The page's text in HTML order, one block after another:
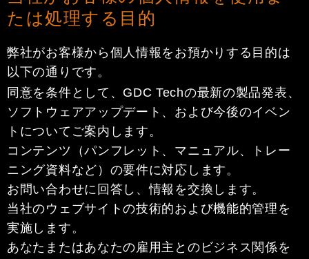
たは処理する目的
弊社がお客様から個人情報をお預かりする目的は
以下の通りです。
同意を条件として、GDC Techの最新の製品発表、
ソフトウェアアップデート、および今後のイベン
トについてご案内します。
コンテンツ（パンフレット、マニュアル、トレー
ニング資料など）の要件に対応します。
お問い合わせに回答し、情報を交換します。
当社のウェブサイトの技術的および機能的管理を
実施します。
あなたまたはあなたの雇用主とのビジネス関係を